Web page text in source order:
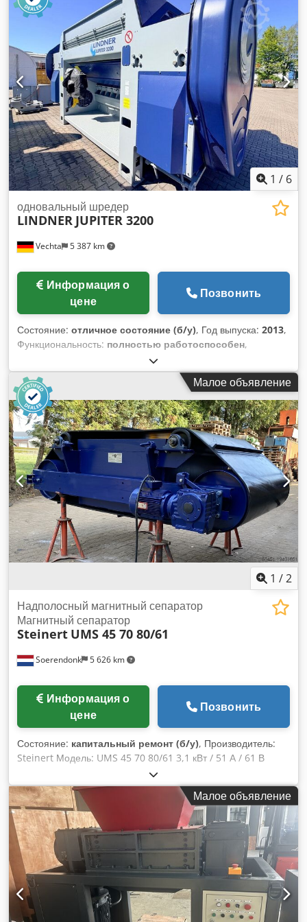
конструкция для измельчения деревянные поддоны,
полистирол или аналогичные материалы с большим
количеством свободное пространство. Dedpfx Aeic U
Dfommjck ✔ Мощность двигателя: 1 x 5,5 кВт + 1 x 9,2 кВт
✔ Длина ротора: 1580 мм ✔ Диаметр ротора: 355 мм ✔
Скорость вращения ротора: 5,3/10,3 об/мин ✔ Количество
режущих лезвий: 12/12 ✔ Гранулирование: - ✔
Производительность: до 60 шт/ч ✔ Всасывающее
соединение: - ✔ Материал: поддоны, полистирол,
электронный лом, пластик, дерево,... ✔ Загрузочное
отверстие: 1560 x 800 мм ✔ Размеры Д/Ш/В: 3,45/1,08/0,51
м ✔ Вес: 1400 кг Без подставки и загрузочной воронки
Гарантия 2 года или 2000 рабочих часов
1 / 6
Vechta 5 387 km
одновальный шредер
LINDNER JUPITER 3200
цене
Позвонить
Состояние: отличное состояние (б/у), Год выпуска: 2013,
Функциональность: полностью работоспособен,
320 кВт (435,08 л.с.)
для измельчения LINDNER JUPITER 3200. Dcjdpey H D Swjfx
Ammek Электропривод: 2x 160 кВт Включая
гидравлический агрегат и шкаф управления.
Малое объявление
1 /2
Soerendonk 5 626 km
Надполосный магнитный сепаратор
Магнитный сепаратор
Steinert UMS 45 70 80/61
цене
Позвонить
Состояние: капитальный ремонт (б/у), Производитель:
Steinert Модель: UMS 45 70 80/61 3,1 кВт / 51 А / 61 В
100% ED магнит Д x Ш: 806 x 750 мм Резиновая лента: 800
мм (новая) Межосевое расстояние: ок. 1 300 мм Вес: 1 550
кг Djdpfx Amewvaidemsck С новым трансформатором-
выпрямителем на 380В (первичная обмотка).
Малое объявление